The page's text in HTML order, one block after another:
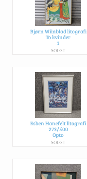
Bjørn Wiinblad litografi
To kvinder
1
SOLGT
Esben Hanefelt litografi
273/500
Opto
SOLGT